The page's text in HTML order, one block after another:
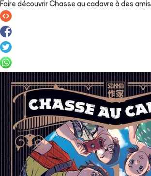
Faire découvrir Chasse au cadavre à des amis